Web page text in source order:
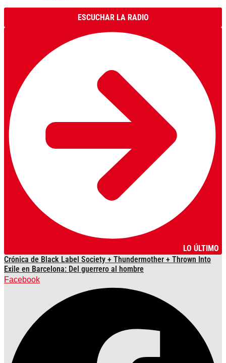
ESCUCHAR LA RADIO
LO ÚLTIMO
Crónica de Black Label Society + Thundermother + Thrown Into
Exile en Barcelona: Del guerrero al hombre
Facebook